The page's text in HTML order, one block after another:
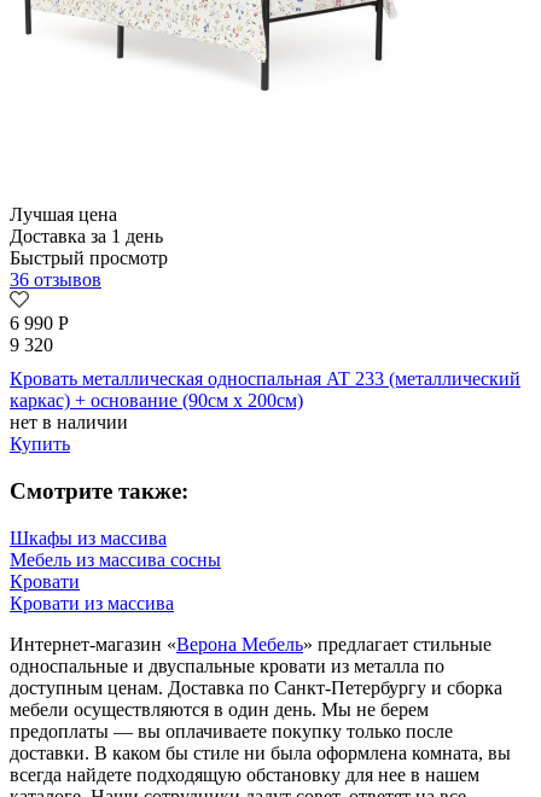
Лучшая цена
Доставка за 1 день
Быстрый просмотр
36 отзывов
6 990 Р
9 320
Кровать металлическая односпальная AT 233 (металлический
каркас) + основание (90см x 200см)
нет в наличии
Купить
Смотрите также:
Шкафы из массива
Мебель из массива сосны
Кровати
Кровати из массива
Интернет-магазин «Верона Мебель» предлагает стильные
односпальные и двуспальные кровати из металла по
доступным ценам. Доставка по Санкт-Петербургу и сборка
мебели осуществляются в один день. Мы не берем
предоплаты — вы оплачиваете покупку только после
доставки. В каком бы стиле ни была оформлена комната, вы
всегда найдете подходящую обстановку для нее в нашем